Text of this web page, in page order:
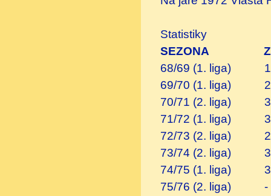
Statistiky
68/69 (1.
69/70 (1.
70/71 (2.
71/72 (1.
72/73 (2.
73/74 (2.
74/75 (1.
75/76 (2.